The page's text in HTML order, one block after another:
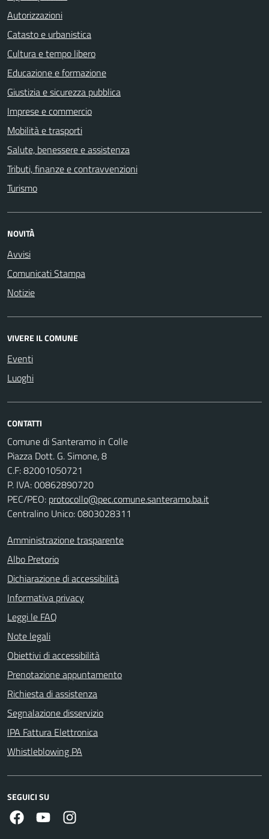
Autorizzazioni
Catasto e urbanistica
Cultura e tempo libero
Educazione e formazione
Giustizia e sicurezza pubblica
Imprese e commercio
Mobilità e trasporti
Salute, benessere e assistenza
Tributi, finanze e contravvenzioni
Turismo
NOVITÀ
Avvisi
Comunicati Stampa
Notizie
VIVERE IL COMUNE
Eventi
Luoghi
CONTATTI
Comune di Santeramo in Colle
Piazza Dott. G. Simone, 8
C.F:82001050721
P. IVA:00862890720
PEC/PEO: protocollo@pec.comune.santeramo.ba.it
Centralino Unico: 0803028311
Amministrazione trasparente
Albo Pretorio
Dichiarazione di accessibilità
Informativa privacy
Leggi le FAQ
Note legali
Obiettivi di accessibilità
Prenotazione appuntamento
Richiesta di assistenza
Segnalazione disservizio
IPA Fattura Elettronica
Whistleblowing PA
SEGUICI SU
FacebookYoutube